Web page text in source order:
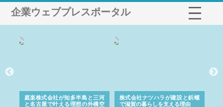
企業ウェブプレスポータル
庭楽株式会社が知多半島と三河
と名古屋で叶える理想の外構空
株式会社ナツハラが建設と鋲螺
で滋賀の暮らしを支える理由